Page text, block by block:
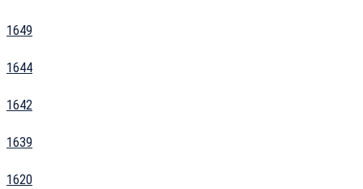
1649
1644
1642
1639
1620